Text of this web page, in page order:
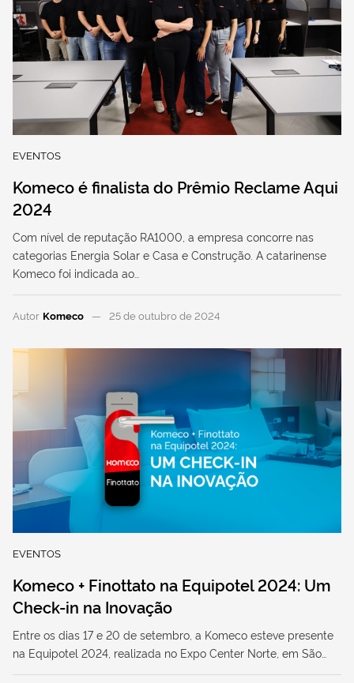
EVENTOS
Komeco é finalista do Prêmio Reclame Aqui
2024
Com nível de reputação RA1000, a empresa concorre nas
categorias Energia Solar e Casa e Construção. A catarinense
Komeco foi indicada ao…
Autor Komeco 25 de outubro de 2024
EVENTOS
Komeco + Finottato na Equipotel 2024: Um
Check-in na Inovação
Entre os dias 17 e 20 de setembro, a Komeco esteve presente
na Equipotel 2024, realizada no Expo Center Norte, em São…